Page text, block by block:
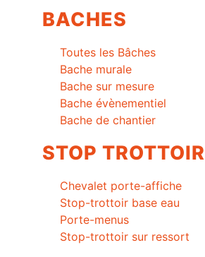
BACHES
Toutes les Bâches
Bache murale
Bache sur mesure
Bache évènementiel
Bache de chantier
STOP TROTTOIR
Chevalet porte-affiche
Stop-trottoir base eau
Porte-menus
Stop-trottoir sur ressort